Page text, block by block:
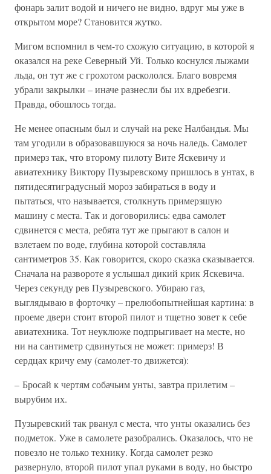
фонарь залит водой и ничего не видно, вдруг мы уже в
открытом море? Становится жутко.
Мигом вспомнил в чем-то схожую ситуацию, в которой я
оказался на реке Северный Уй. Только коснулся лыжами
льда, он тут же с грохотом раскололся. Благо вовремя
убрали закрылки – иначе разнесли бы их вдребезги.
Правда, обошлось тогда.
Не менее опасным был и случай на реке Налбандья. Мы
там угодили в образовавшуюся за ночь наледь. Самолет
примерз так, что второму пилоту Вите Яскевичу и
авиатехнику Виктору Пузыревскому пришлось в унтах, в
пятидесятиградусный мороз забираться в воду и
пытаться, что называется, столкнуть примерзшую
машину с места. Так и договорились: едва самолет
сдвинется с места, ребята тут же прыгают в салон и
взлетаем по воде, глубина которой составляла
сантиметров 35. Как говорится, скоро сказка сказывается.
Сначала на развороте я услышал дикий крик Яскевича.
Через секунду рев Пузыревского. Убираю газ,
выглядываю в форточку – прелюбопытнейшая картина: в
проеме двери стоит второй пилот и тщетно зовет к себе
авиатехника. Тот неуклюже подпрыгивает на месте, но
ни на сантиметр сдвинуться не может: примерз! В
сердцах кричу ему (самолет-то движется):
– Бросай к чертям собачьим унты, завтра прилетим –
вырубим их.
Пузыревский так рванул с места, что унты оказались без
подметок. Уже в самолете разобрались. Оказалось, что не
повезло не только технику. Когда самолет резко
развернуло, второй пилот упал руками в воду, но быстро